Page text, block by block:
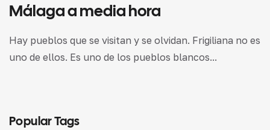
Málaga a media hora
Hay pueblos que se visitan y se olvidan. Frigiliana no es
uno de ellos. Es uno de los pueblos blancos...
Popular Tags